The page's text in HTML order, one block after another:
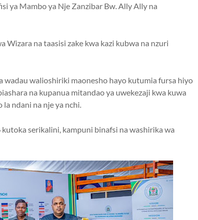
ya Mambo ya Nje Zanzibar Bw. Ally Ally na
na taasisi zake kwa kazi kubwa na nzuri
walioshiriki maonesho hayo kutumia fursa hiyo
na kupanua mitandao ya uwekezaji kwa kuwa
ndani na nje ya nchi.
serikalini, kampuni binafsi na washirika wa